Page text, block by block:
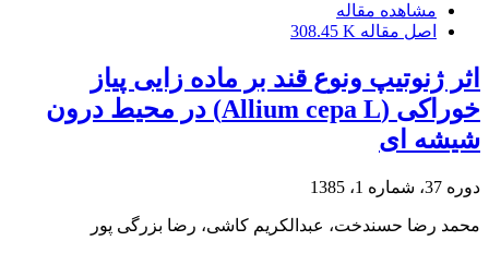
مشاهده مقاله
اصل مقاله 308.45 K
اثر ژنوتیپ ونوع قند بر ماده زایی پیاز
خوراکی (Allium cepa L) در محیط درون
شیشه ای
دوره 37، شماره 1، 1385
محمد رضا حسندخت، عبدالکریم کاشی، رضا بزرگی پور